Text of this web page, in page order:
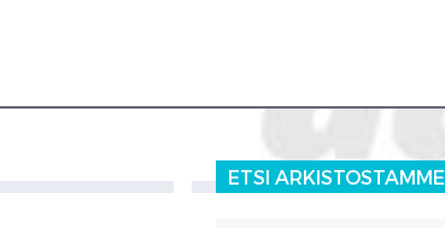
ETSI ARKISTOSTAMME